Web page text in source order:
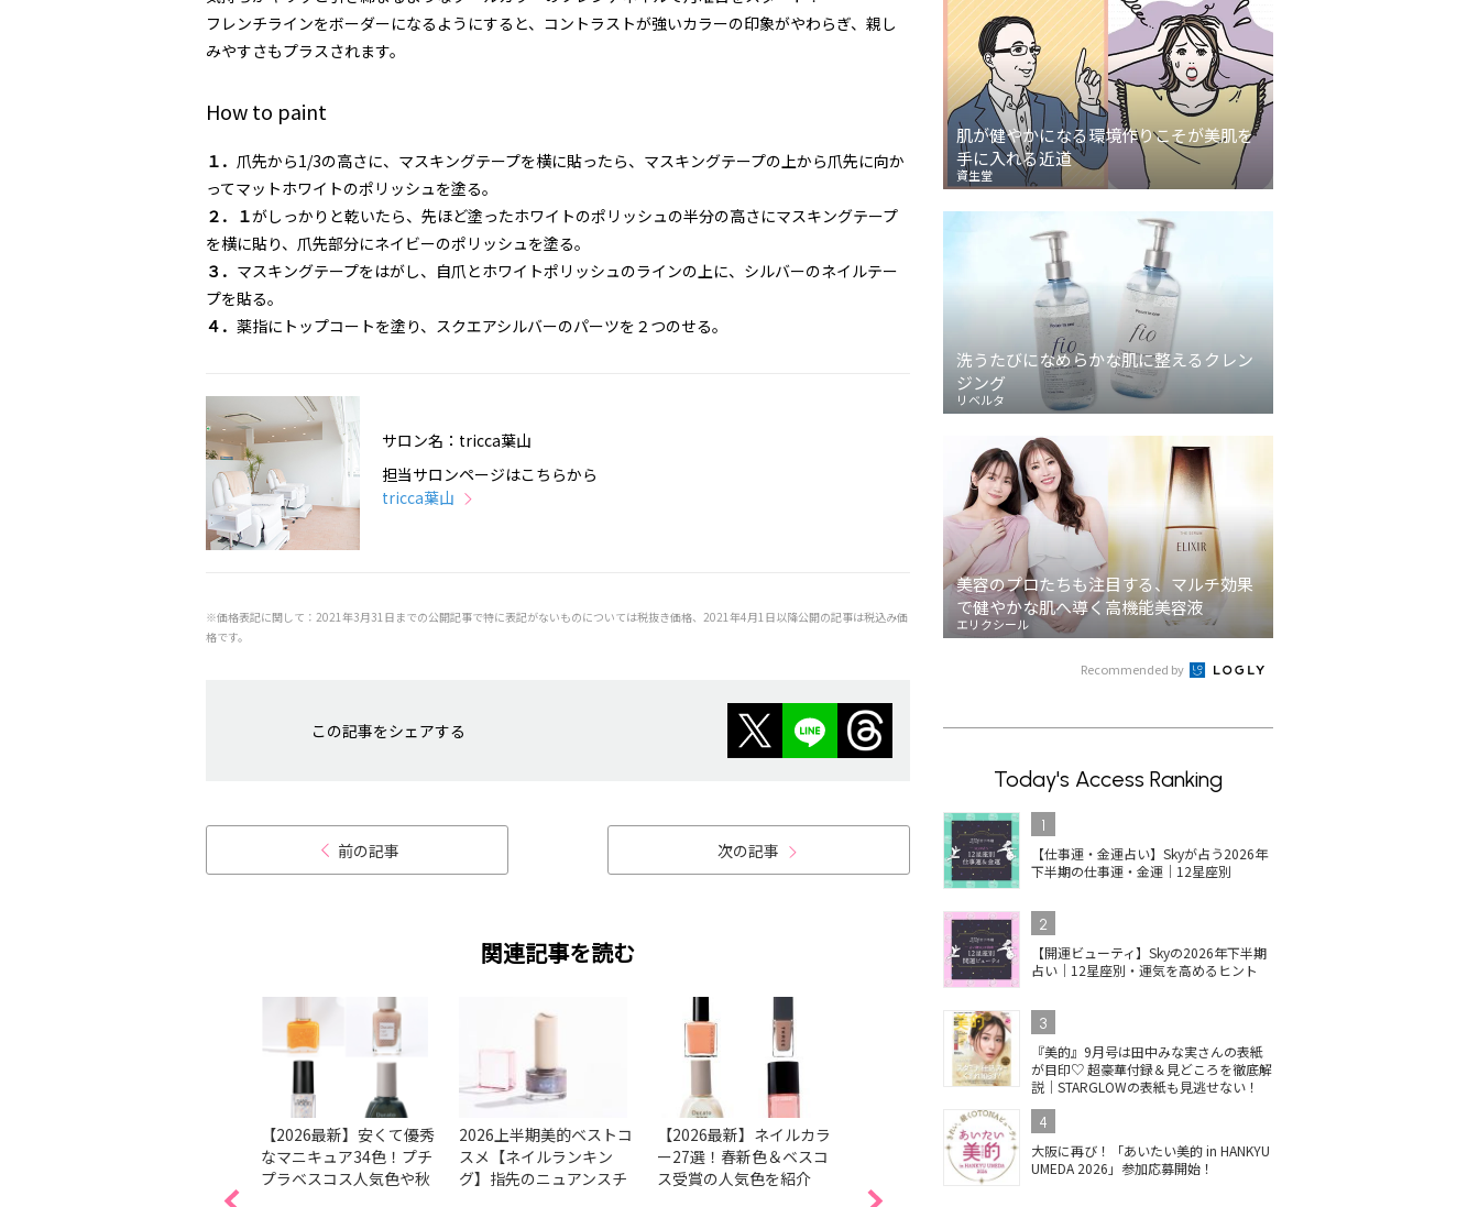
フレンチラインをボーダーになるようにすると、コントラストが強いカラーの印象がやわらぎ、親し
みやすさもプラスされます。
How to paint
１． 爪先から1/3の高さに、マスキングテープを横に貼ったら、マスキングテープの上から爪先に向か
ってマットホワイトのポリッシュを塗る。
２．１がしっかりと乾いたら、先ほど塗ったホワイトのポリッシュの半分の高さにマスキングテープ
を横に貼り、爪先部分にネイビーのポリッシュを塗る。
３． マスキングテープをはがし、自爪とホワイトポリッシュのラインの上に、シルバーのネイルテー
プを貼る。
４． 薬指にトップコートを塗り、スクエアシルバーのパーツを２つのせる。
サロン名：tricca葉山
担当サロンページはこちらから
tricca葉山
※価格表記に関して：2021年3月31日までの公開記事で特に表記がないものについては税抜き価格、2021年4月1日以降公開の記事は税込み価
格です。
この記事をシェアする
前の記事 次の記事
関連記事を読む
【2026最新】安くて優秀
なマニキュア34色！プチ
プラベスコス人気色や秋
2026上半期美的ベストコ
スメ【ネイルランキン
グ】指先のニュアンスチ
【2026最新】ネイルカラ
ー27選！春新色＆ベスコ
ス受賞の人気色を紹介
【2026最新】ネイルの人
気色38選！ベスコス受賞
色＆春の新色・限定色ま
とめ
コスメデコルテのネイル
が最新ベスコス1位！上
品ツヤベージュに注目
トリーズ キャンメイクの
肌が健やかになる環境作りこそが美肌を
手に入れる近道
資生堂
洗うたびになめらかな肌に整えるクレン
ジング
リベルタ
美容のプロたちも注目する、マルチ効果
で健やかな肌へ導く高機能美容液
エリクシール
Recommended by
Today's Access Ranking
1
【仕事運・金運占い】Skyが占う2026年
下半期の仕事運・金運｜12星座別
2
【開運ビューティ】Skyの2026年下半期
占い｜12星座別・運気を高めるヒント
3
『美的』9月号は田中みな実さんの表紙
が目印♡ 超豪華付録＆見どころを徹底解
説｜STARGLOWの表紙も見逃せない！
4
大阪に再び！「あいたい美的 in HANKYU
UMEDA 2026」参加応募開始！